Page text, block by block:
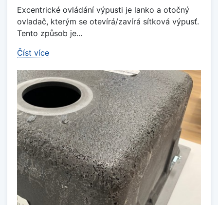
Excentrické ovládání výpusti je lanko a otočný
ovladač, kterým se otevírá/zavírá sítková výpusť.
Tento způsob je...
Číst více